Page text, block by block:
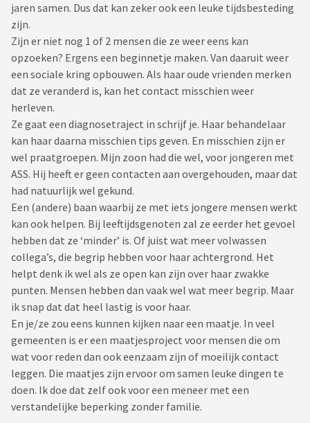
jaren samen. Dus dat kan zeker ook een leuke tijdsbesteding
zijn.
Zijn er niet nog 1 of 2 mensen die ze weer eens kan
opzoeken? Ergens een beginnetje maken. Van daaruit weer
een sociale kring opbouwen. Als haar oude vrienden merken
dat ze veranderd is, kan het contact misschien weer
herleven.
Ze gaat een diagnosetraject in schrijf je. Haar behandelaar
kan haar daarna misschien tips geven. En misschien zijn er
wel praatgroepen. Mijn zoon had die wel, voor jongeren met
ASS. Hij heeft er geen contacten aan overgehouden, maar dat
had natuurlijk wel gekund.
Een (andere) baan waarbij ze met iets jongere mensen werkt
kan ook helpen. Bij leeftijdsgenoten zal ze eerder het gevoel
hebben dat ze ‘minder’ is. Of juist wat meer volwassen
collega’s, die begrip hebben voor haar achtergrond. Het
helpt denk ik wel als ze open kan zijn over haar zwakke
punten. Mensen hebben dan vaak wel wat meer begrip. Maar
ik snap dat dat heel lastig is voor haar.
En je/ze zou eens kunnen kijken naar een maatje. In veel
gemeenten is er een maatjesproject voor mensen die om
wat voor reden dan ook eenzaam zijn of moeilijk contact
leggen. Die maatjes zijn ervoor om samen leuke dingen te
doen. Ik doe dat zelf ook voor een meneer met een
verstandelijke beperking zonder familie.